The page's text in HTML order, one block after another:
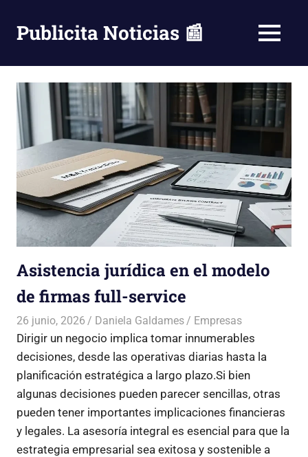
contenido
Publicita Noticias 📰 MENÚ
Asistencia jurídica en el modelo
de firmas full-service
26 junio, 2026 Daniela Galdames Empresas
Dirigir un negocio implica tomar innumerables
decisiones, desde las operativas diarias hasta la
planificación estratégica a largo plazo.Si bien
algunas decisiones pueden parecer sencillas, otras
pueden tener importantes implicaciones financieras
y legales. La asesoría integral es esencial para que la
estrategia empresarial sea exitosa y sostenible a